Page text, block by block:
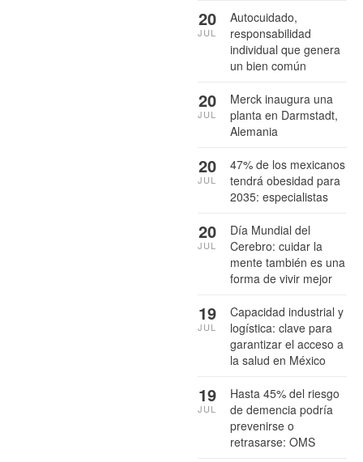
Autocuidado,
responsabilidad
individual que genera
un bien común
20
JUL
Merck inaugura una
planta en Darmstadt,
Alemania
20
JUL
47% de los mexicanos
tendrá obesidad para
2035: especialistas
20
JUL
Día Mundial del
Cerebro: cuidar la
mente también es una
forma de vivir mejor
20
JUL
Capacidad industrial y
logística: clave para
garantizar el acceso a
la salud en México
19
JUL
Hasta 45% del riesgo
de demencia podría
prevenirse o
retrasarse: OMS
19
JUL